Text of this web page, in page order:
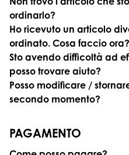
ordinarlo?
Ho ricevuto un articolo
ordinato. Cosa faccio ora?
Sto avendo difficoltà ad
posso trovare aiuto?
Posso modificare /
secondo momento?
PAGAMENTO